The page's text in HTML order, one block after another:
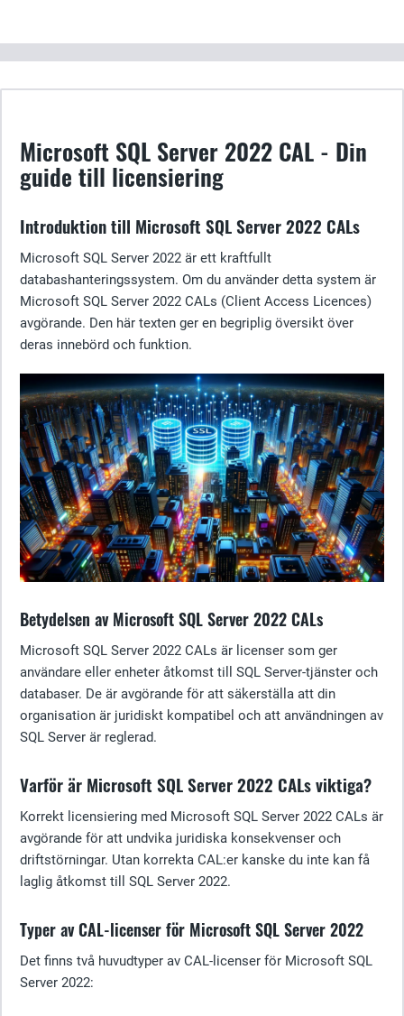
Microsoft SQL Server 2022 CAL - Din
guide till licensiering
Introduktion till Microsoft SQL Server 2022 CALs
Microsoft SQL Server 2022 är ett kraftfullt
databashanteringssystem. Om du använder detta system är
Microsoft SQL Server 2022 CALs (Client Access Licences)
avgörande. Den här texten ger en begriplig översikt över
deras innebörd och funktion.
Betydelsen av Microsoft SQL Server 2022 CALs
Microsoft SQL Server 2022 CALs är licenser som ger
användare eller enheter åtkomst till SQL Server-tjänster och
databaser. De är avgörande för att säkerställa att din
organisation är juridiskt kompatibel och att användningen av
SQL Server är reglerad.
Varför är Microsoft SQL Server 2022 CALs viktiga?
Korrekt licensiering med Microsoft SQL Server 2022 CALs är
avgörande för att undvika juridiska konsekvenser och
driftstörningar. Utan korrekta CAL:er kanske du inte kan få
laglig åtkomst till SQL Server 2022.
Typer av CAL-licenser för Microsoft SQL Server 2022
Det finns två huvudtyper av CAL-licenser för Microsoft SQL
Server 2022: